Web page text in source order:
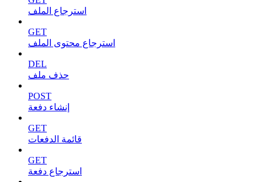
استرجاع الملف
GET
استرجاع محتوى الملف
DEL
حذف ملف
POST
إنشاء دفعة
GET
قائمة الدفعات
GET
استرجاع دفعة